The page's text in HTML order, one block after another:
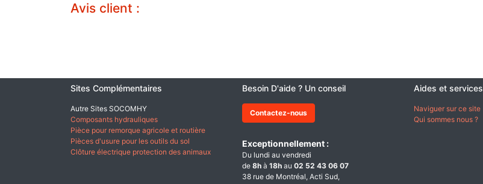
Avis client :
Sites Complémentaires
Autre Sites SOCOMHY
Composants hydrauliques
Pièce pour remorque agricole et routière
Pièces d'usure pour les outils du sol
Clôture électrique protection des animaux
Besoin D'aide ? Un conseil
Contactez-nous
Exceptionnellement :
Du lundi au vendredi
de 8h à 18h au 02 52 43 06 07
38 rue de Montréal, Acti Sud,
Aides et services
Naviguer sur ce site
Qui sommes nous ?